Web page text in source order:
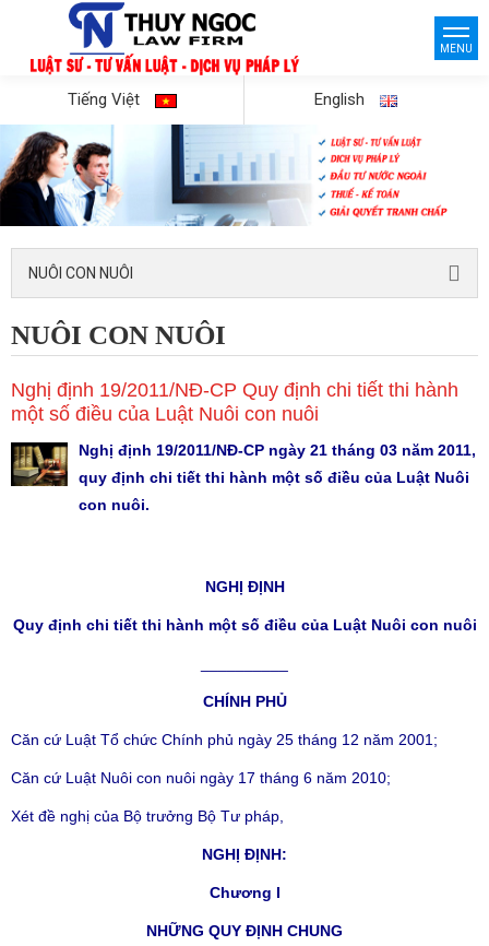
MENU
Tiếng Việt English
NUÔI CON NUÔI
NUÔI CON NUÔI
Nghị định 19/2011/NĐ-CP Quy định chi tiết thi hành
một số điều của Luật Nuôi con nuôi
Nghị định 19/2011/NĐ-CP ngày 21 tháng 03 năm 2011,
quy định chi tiết thi hành một số điều của Luật Nuôi
con nuôi.
NGHỊ ĐỊNH
Quy định chi tiết thi hành một số điều của Luật Nuôi con nuôi
CHÍNH PHỦ
Căn cứ Luật Tổ chức Chính phủ ngày 25 tháng 12 năm 2001;
Căn cứ Luật Nuôi con nuôi ngày 17 tháng 6 năm 2010;
Xét đề nghị của Bộ trưởng Bộ Tư pháp,
NGHỊ ĐỊNH:
Chương I
NHỮNG QUY ĐỊNH CHUNG